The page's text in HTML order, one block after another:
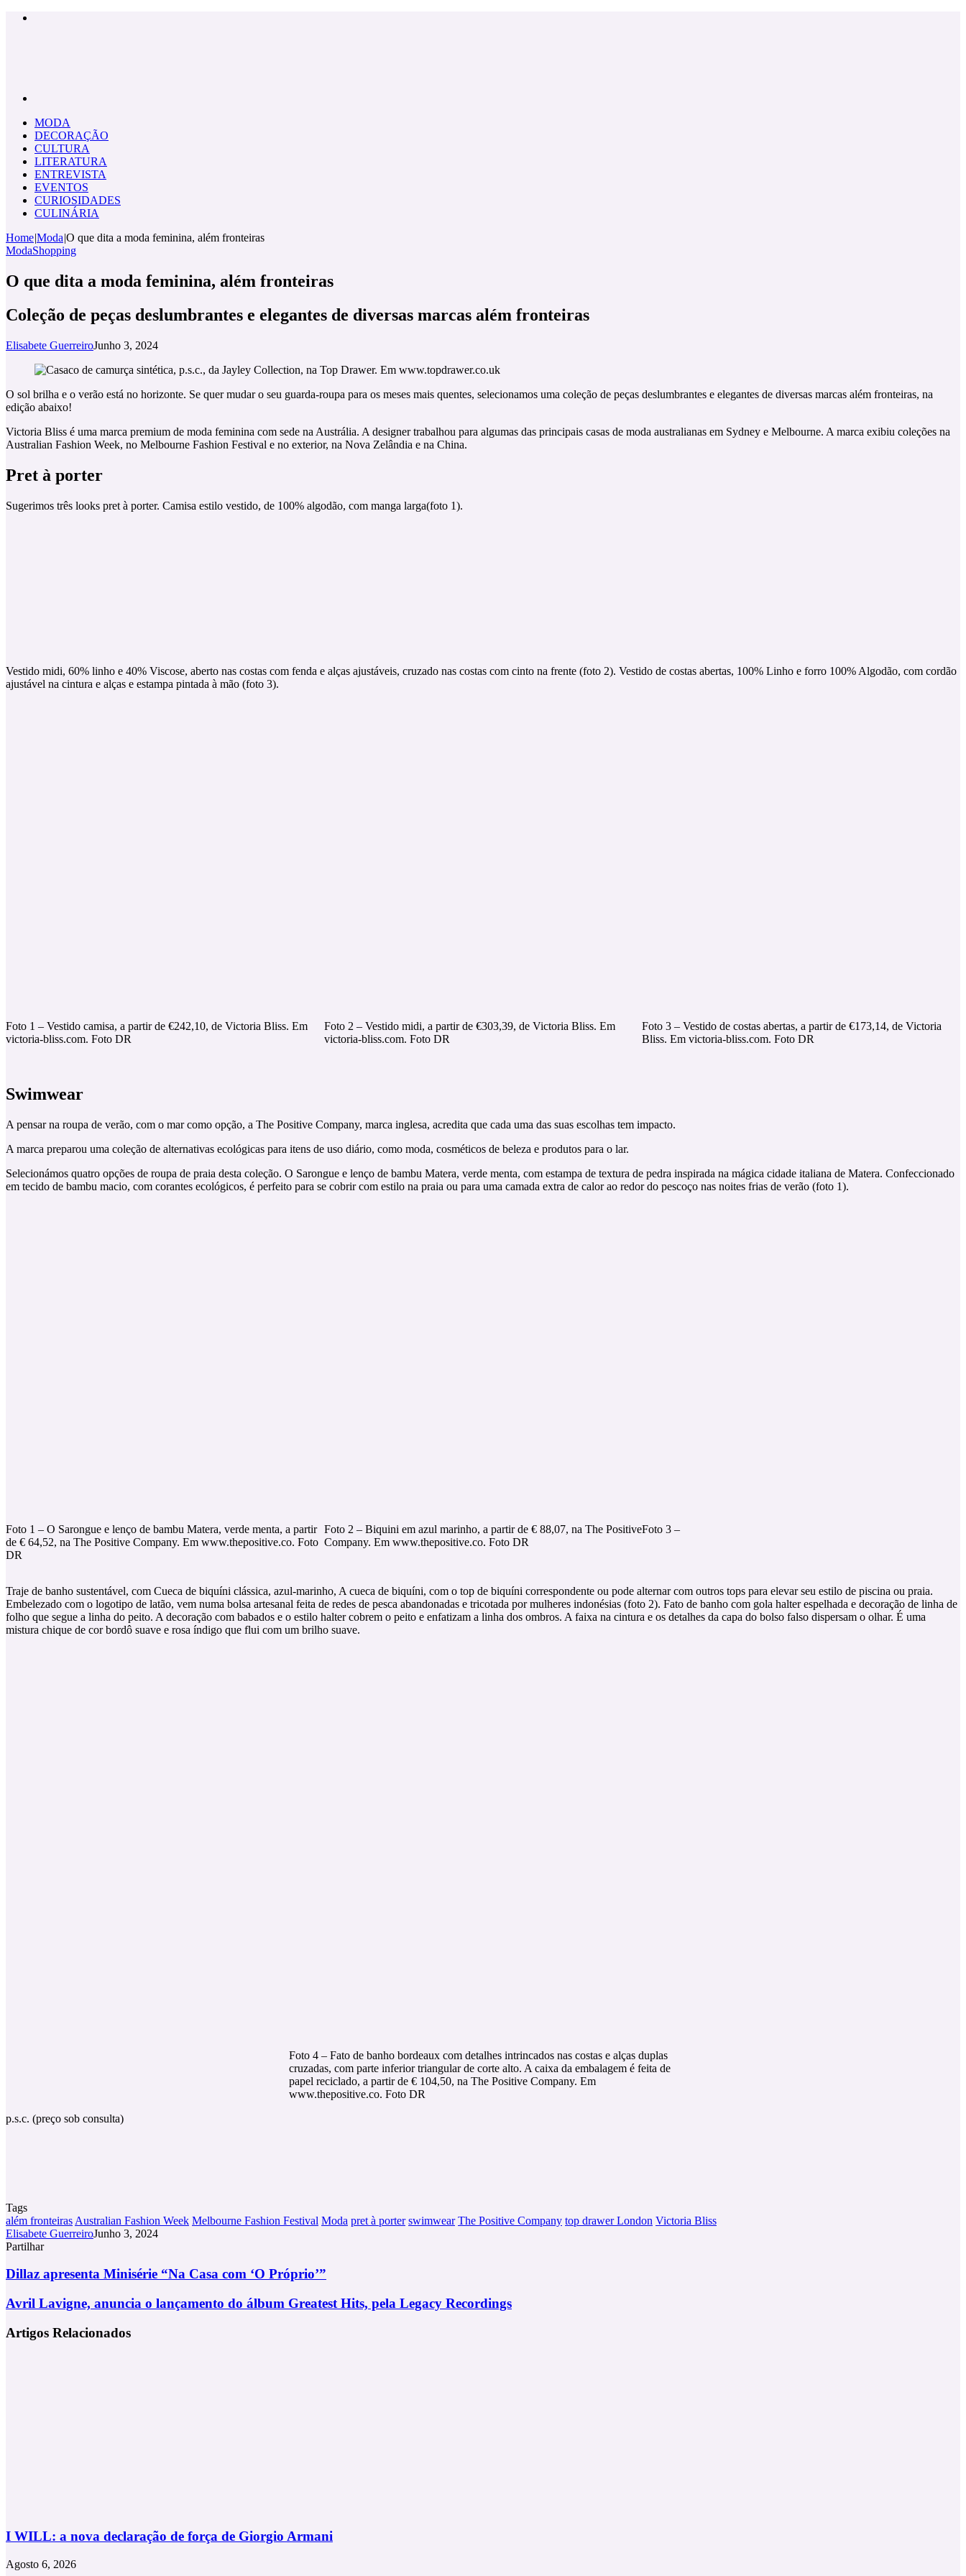
MODA
DECORAÇÃO
CULTURA
LITERATURA
ENTREVISTA
EVENTOS
CURIOSIDADES
CULINÁRIA
Home|Moda|O que dita a moda feminina, além fronteiras
ModaShopping
O que dita a moda feminina, além fronteiras
Coleção de peças deslumbrantes e elegantes de diversas marcas além fronteiras
Elisabete GuerreiroJunho 3, 2024
O sol brilha e o verão está no horizonte. Se quer mudar o seu guarda-roupa para os meses mais quentes, selecionamos uma coleção de peças deslumbrantes e elegantes de diversas marcas além fronteiras, na
edição abaixo!
Victoria Bliss é uma marca premium de moda feminina com sede na Austrália. A designer trabalhou para algumas das principais casas de moda australianas em Sydney e Melbourne. A marca exibiu coleções na
Australian Fashion Week, no Melbourne Fashion Festival e no exterior, na Nova Zelândia e na China.
Pret à porter
Sugerimos três looks pret à porter. Camisa estilo vestido, de 100% algodão, com manga larga(foto 1).
Vestido midi, 60% linho e 40% Viscose, aberto nas costas com fenda e alças ajustáveis, cruzado nas costas com cinto na frente (foto 2). Vestido de costas abertas, 100% Linho e forro 100% Algodão, com cordão
ajustável na cintura e alças e estampa pintada à mão (foto 3).
Foto 1 – Vestido camisa, a partir de €242,10, de Victoria Bliss. Em
victoria-bliss.com. Foto DR
Foto 2 – Vestido midi, a partir de €303,39, de Victoria Bliss. Em
victoria-bliss.com. Foto DR
Foto 3 – Vestido de costas abertas, a partir de €173,14, de Victoria
Bliss. Em victoria-bliss.com. Foto DR
Swimwear
A pensar na roupa de verão, com o mar como opção, a The Positive Company, marca inglesa, acredita que cada uma das suas escolhas tem impacto.
A marca preparou uma coleção de alternativas ecológicas para itens de uso diário, como moda, cosméticos de beleza e produtos para o lar.
Selecionámos quatro opções de roupa de praia desta coleção. O Sarongue e lenço de bambu Matera, verde menta, com estampa de textura de pedra inspirada na mágica cidade italiana de Matera. Confeccionado
em tecido de bambu macio, com corantes ecológicos, é perfeito para se cobrir com estilo na praia ou para uma camada extra de calor ao redor do pescoço nas noites frias de verão (foto 1).
Foto 1 – O Sarongue e lenço de bambu Matera, verde menta, a partir
de € 64,52, na The Positive Company. Em www.thepositive.co. Foto
DR
Foto 2 – Biquini em azul marinho, a partir de € 88,07, na The Positive
Company. Em www.thepositive.co. Foto DR
Foto 3 –
Traje de banho sustentável, com Cueca de biquíni clássica, azul-marinho, A cueca de biquíni, com o top de biquíni correspondente ou pode alternar com outros tops para elevar seu estilo de piscina ou praia.
Embelezado com o logotipo de latão, vem numa bolsa artesanal feita de redes de pesca abandonadas e tricotada por mulheres indonésias (foto 2). Fato de banho com gola halter espelhada e decoração de linha de
folho que segue a linha do peito. A decoração com babados e o estilo halter cobrem o peito e enfatizam a linha dos ombros. A faixa na cintura e os detalhes da capa do bolso falso dispersam o olhar. É uma
mistura chique de cor bordô suave e rosa índigo que flui com um brilho suave.
Foto 4 – Fato de banho bordeaux com detalhes intrincados nas costas e alças duplas
cruzadas, com parte inferior triangular de corte alto. A caixa da embalagem é feita de
papel reciclado, a partir de € 104,50, na The Positive Company. Em
www.thepositive.co. Foto DR
p.s.c. (preço sob consulta)
Tags
além fronteiras Australian Fashion Week Melbourne Fashion Festival Moda pret à porter swimwear The Positive Company top drawer London Victoria Bliss
Elisabete GuerreiroJunho 3, 2024
Partilhar
Via
Dillaz
Minisérie
“Na
com
Dillaz apresenta Minisérie “Na Casa com ‘O Próprio’”
Avril
anuncia
o
Avril Lavigne, anuncia o lançamento do álbum Greatest Hits, pela Legacy Recordings
Artigos Relacionados
I WILL: a nova declaração de força de Giorgio Armani
Agosto 6, 2026